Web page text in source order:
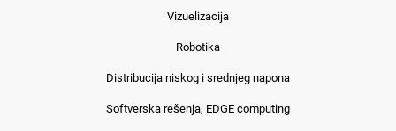
Vizuelizacija
Robotika
Distribucija niskog i srednjeg napona
Softverska rešenja, EDGE computing